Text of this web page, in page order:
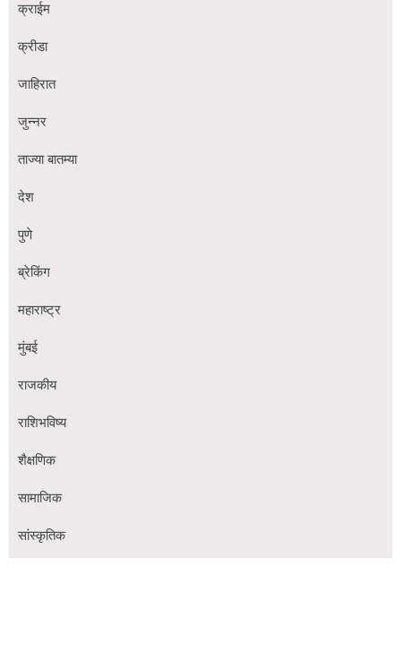
क्राईम
क्रीडा
जाहिरात
जुन्नर
ताज्या बातम्या
देश
पुणे
ब्रेकिंग
महाराष्ट्र
मुंबई
राजकीय
राशिभविष्य
शैक्षणिक
सामाजिक
सांस्कृतिक